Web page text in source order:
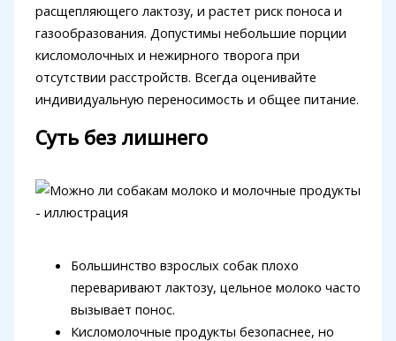
расщепляющего лактозу, и растет риск поноса и
газообразования. Допустимы небольшие порции
кисломолочных и нежирного творога при
отсутствии расстройств. Всегда оценивайте
индивидуальную переносимость и общее питание.
Суть без лишнего
Большинство взрослых собак плохо
переваривают лактозу, цельное молоко часто
вызывает понос.
Кисломолочные продукты безопаснее, но